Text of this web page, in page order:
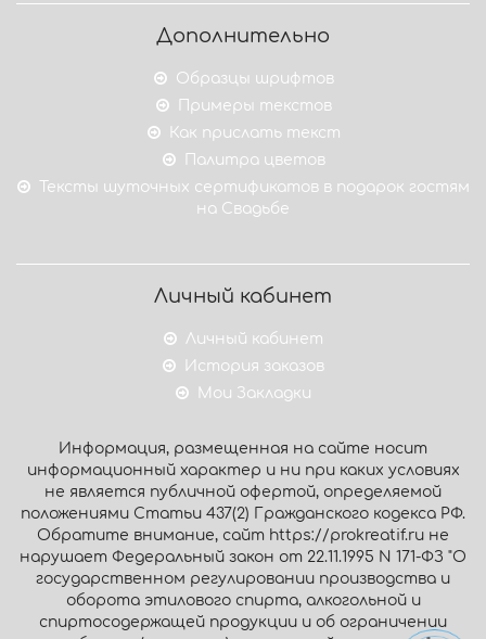
Дополнительно
Образцы шрифтов
Примеры текстов
Как прислать текст
Палитра цветов
Тексты шуточных сертификатов в подарок гостям
на Свадьбе
Личный кабинет
Личный кабинет
История заказов
Мои Закладки
Информация, размещенная на сайте носит
информационный характер и ни при каких условиях
не является публичной офертой, определяемой
положениями Статьи 437(2) Гражданского кодекса РФ.
Обратите внимание, сайт https://prokreatif.ru не
нарушает Федеральный закон от 22.11.1995 N 171-ФЗ "О
государственном регулировании производства и
оборота этилового спирта, алкогольной и
спиртосодержащей продукции и об ограничении